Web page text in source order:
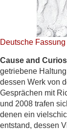
Deutsche Fassung
Cause and
getriebene
dessen Werk von
Gesprächen mit
und 2008 trafen
denen ein
entstand, dessen